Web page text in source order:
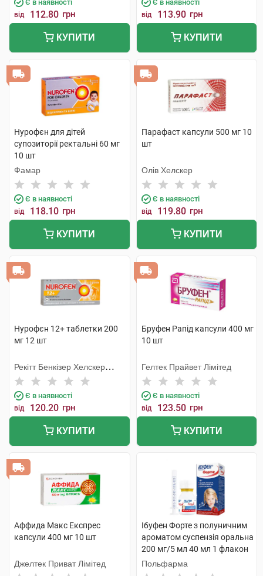
Є в наявності
від 112.80 грн
КУПИТИ
Є в наявності
від 113.90 грн
КУПИТИ
Нурофєн для дітей
супозиторії ректальні 60 мг
10 шт
Фамар
Є в наявності
від 118.10 грн
КУПИТИ
Парафаст капсули 500 мг 10
шт
Олів Хелскер
Є в наявності
від 119.80 грн
КУПИТИ
Нурофєн 12+ таблетки 200
мг 12 шт
Рекітт Бенкізер Хелскер
Інтернешнл
Є в наявності
від 120.20 грн
КУПИТИ
Бруфен Рапід капсули 400 мг
10 шт
Гелтек Прайвет Лімітед
Є в наявності
від 123.50 грн
КУПИТИ
Аффида Макс Експрес
капсули 400 мг 10 шт
Джелтек Приват Лімітед
Ібуфен Форте з полуничним
ароматом суспензія оральна
200 мг/5 мл 40 мл 1 флакон
Польфарма